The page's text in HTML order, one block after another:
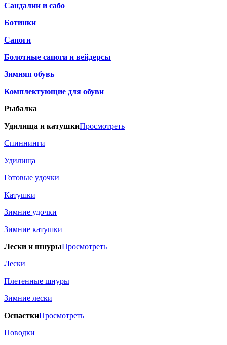
Сандалии и сабо
Ботинки
Сапоги
Болотные сапоги и вейдерсы
Зимняя обувь
Комплектующие для обуви
Рыбалка
Удилища и катушкиПросмотреть
Спиннинги
Удилища
Готовые удочки
Катушки
Зимние удочки
Зимние катушки
Лески и шнурыПросмотреть
Лески
Плетенные шнуры
Зимние лески
ОснасткиПросмотреть
Поводки